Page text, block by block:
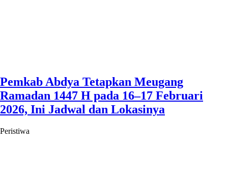
Pemkab Abdya Tetapkan Meugang
Ramadan 1447 H pada 16–17 Februari
2026, Ini Jadwal dan Lokasinya
Peristiwa